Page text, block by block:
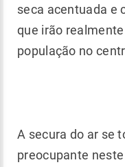
seca acentuada e
que irão
população no
A secura do ar se
preocupante